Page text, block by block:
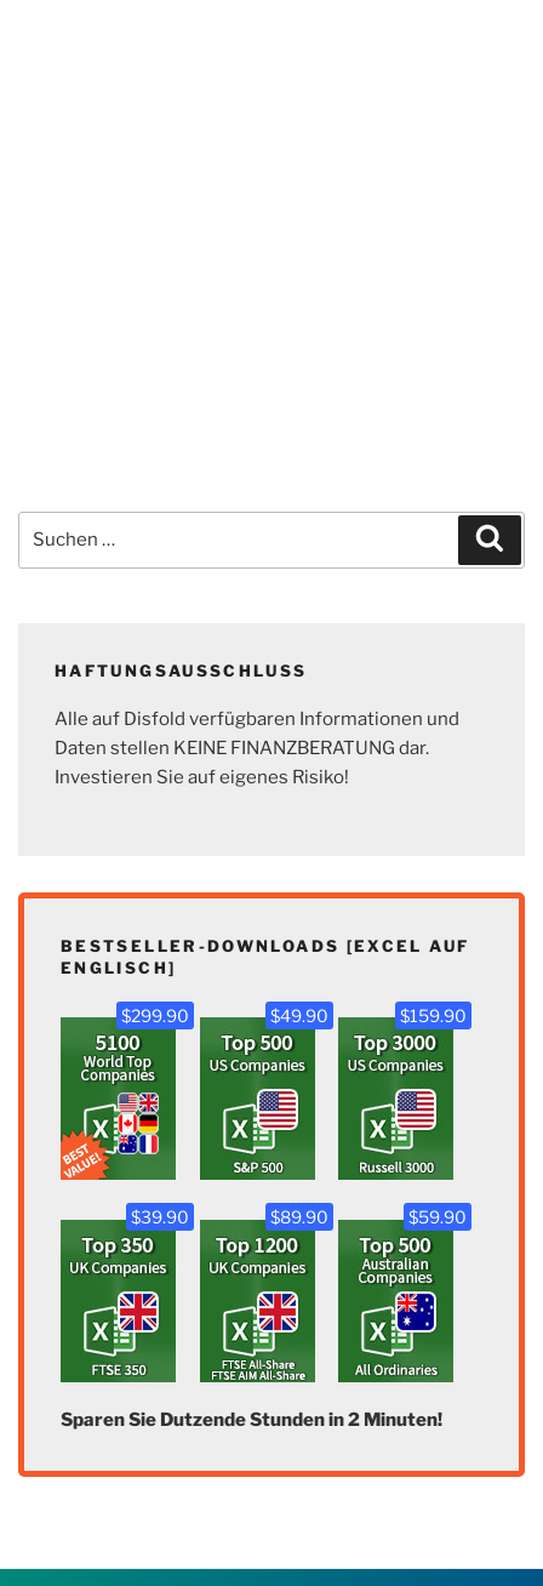
nach:
HAFTUNGSAUSSCHLUSS
Alle auf Disfold verfügbaren Informationen und
Daten stellen KEINE FINANZBERATUNG dar.
Investieren Sie auf eigenes Risiko!
BESTSELLER-DOWNLOADS [EXCEL AUF
ENGLISCH]
$299.90 $49.90 $159.90
$39.90 $89.90 $59.90
Sparen Sie Dutzende Stunden in 2 Minuten!